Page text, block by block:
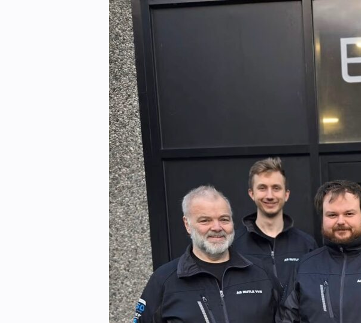
Kontakt oss:
Abonner på fagbladet Byggfakta Nyheter
Annonsere i VVS Aktuelt
Kontakt oss
Tips oss
eBlad